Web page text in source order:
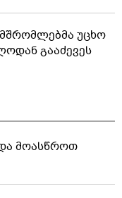
უცხო
გააძევეს
მოასწროთ